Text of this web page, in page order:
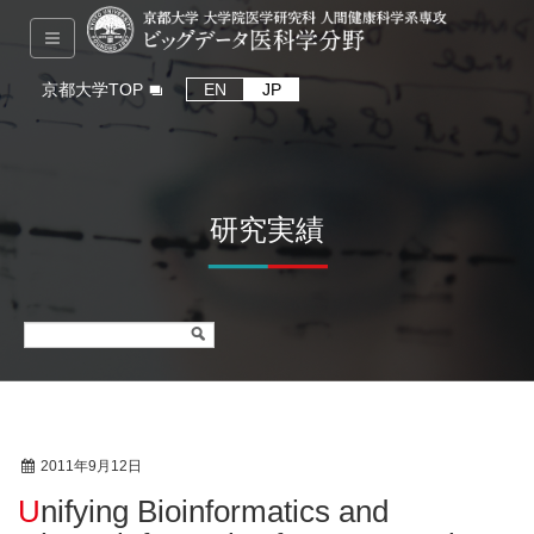
京都大学TOP EN JP
研究実績
2011年9月12日
Unifying Bioinformatics and